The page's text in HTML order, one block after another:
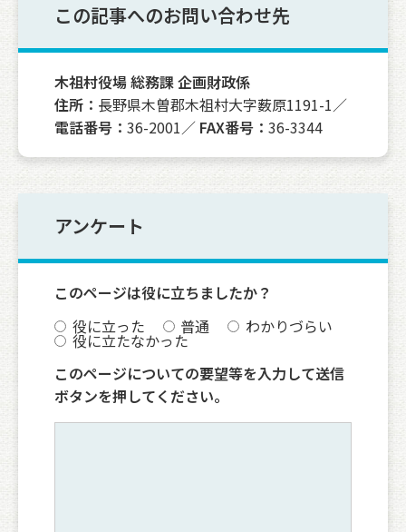
この記事へのお問い合わせ先
木祖村役場 総務課 企画財政係
住所： 長野県木曽郡木祖村大字薮原1191-1／
電話番号： 36-2001／ FAX番号： 36-3344
アンケート
このページは役に立ちましたか？
役に立った
普通 わかりづらい
役に立たなかった
このページについての要望等を入力して送信
ボタンを押してください。